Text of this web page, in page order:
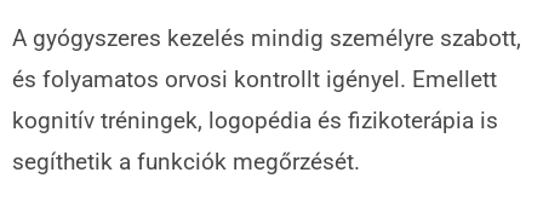
A gyógyszeres kezelés mindig személyre szabott,
és folyamatos orvosi kontrollt igényel. Emellett
kognitív tréningek, logopédia és fizikoterápia is
segíthetik a funkciók megőrzését.